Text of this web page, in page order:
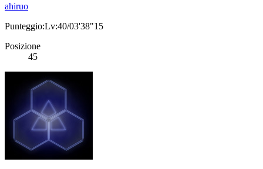
ahiruo
Punteggio:Lv:40/03'38"15
Posizione
45